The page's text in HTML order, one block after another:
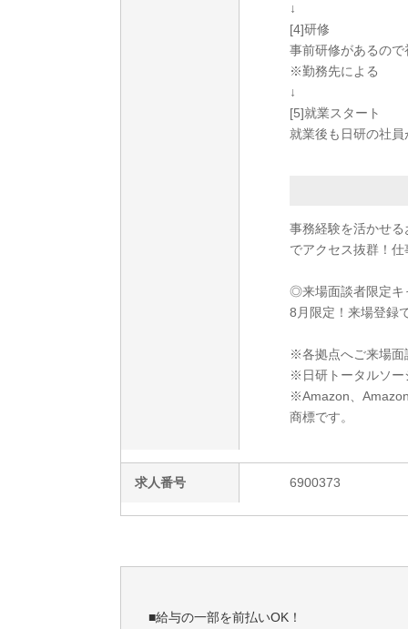
↓
[4]研修
事前研修があるの
※勤務先による
↓
[5]就業スタート
就業後も日研の社
事務経験を活かせ
でアクセス抜群！
◎来場面談者限定キ
8月限定！来場登録
※各拠点へご来場面
※日研トータルソー
※Amazon、
商標です。
求人番号 6900373
■給与の一部を前払いOK！